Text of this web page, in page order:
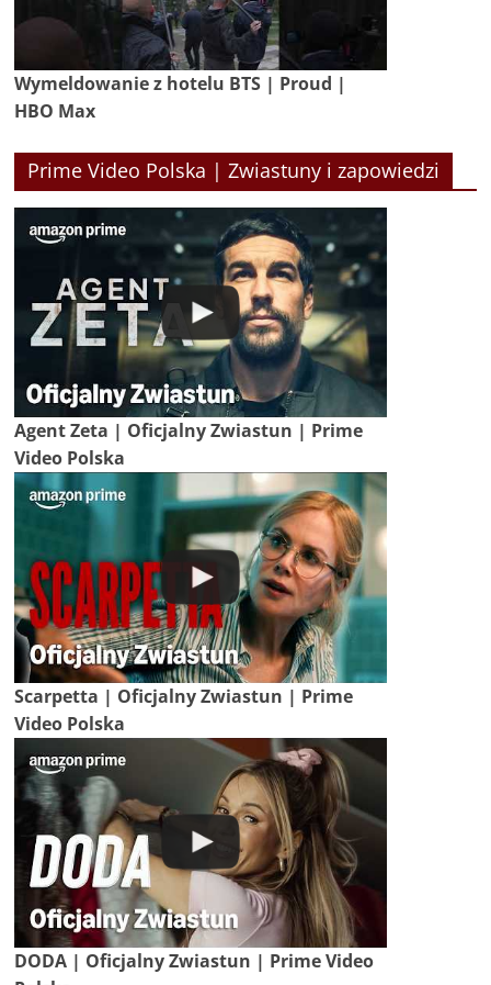
Wymeldowanie z hotelu BTS | Proud |
HBO Max
Prime Video Polska | Zwiastuny i zapowiedzi
Agent Zeta | Oficjalny Zwiastun | Prime
Video Polska
Scarpetta | Oficjalny Zwiastun | Prime
Video Polska
DODA | Oficjalny Zwiastun | Prime Video